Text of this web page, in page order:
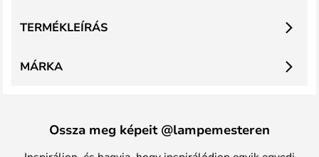
TERMÉKLEÍRÁS
MÁRKA
Ossza meg képeit @lampemesteren